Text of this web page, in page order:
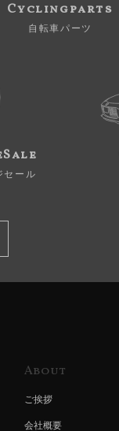
Cyclingparts
自転車パーツ
セール
About
ご挨拶
会社概要